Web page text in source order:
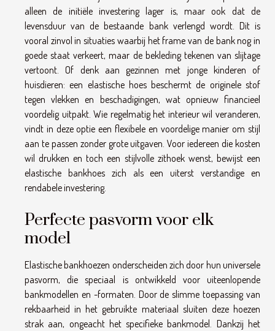
alleen de initiële investering lager is, maar ook dat de
levensduur van de bestaande bank verlengd wordt. Dit is
vooral zinvol in situaties waarbij het frame van de bank nog in
goede staat verkeert, maar de bekleding tekenen van slijtage
vertoont. Of denk aan gezinnen met jonge kinderen of
huisdieren: een elastische hoes beschermt de originele stof
tegen vlekken en beschadigingen, wat opnieuw financieel
voordelig uitpakt. Wie regelmatig het interieur wil veranderen,
vindt in deze optie een flexibele en voordelige manier om stijl
aan te passen zonder grote uitgaven. Voor iedereen die kosten
wil drukken en toch een stijlvolle zithoek wenst, bewijst een
elastische bankhoes zich als een uiterst verstandige en
rendabele investering.
Perfecte pasvorm voor elk
model
Elastische bankhoezen onderscheiden zich door hun universele
pasvorm, die speciaal is ontwikkeld voor uiteenlopende
bankmodellen en -formaten. Door de slimme toepassing van
rekbaarheid in het gebruikte materiaal sluiten deze hoezen
strak aan, ongeacht het specifieke bankmodel. Dankzij het